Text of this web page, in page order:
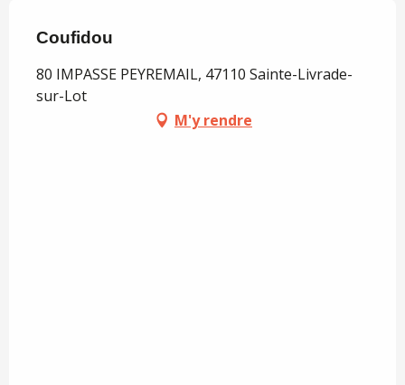
Coufidou
80 IMPASSE PEYREMAIL, 47110 Sainte-Livrade-
sur-Lot
M'y rendre